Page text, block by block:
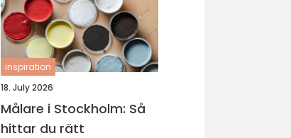
inspiration
18. July 2026
Målare i Stockholm: Så
hittar du rätt